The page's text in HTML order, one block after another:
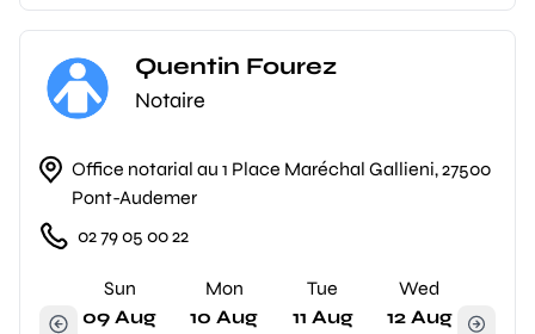
Quentin Fourez
Notaire
Office notarial au 1 Place Maréchal Gallieni, 27500
Pont-Audemer
02 79 05 00 22
Sun
09 Aug
Mon
10 Aug
Tue
11 Aug
Wed
12 Aug